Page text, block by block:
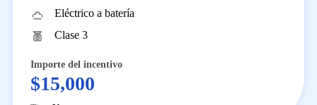
Eléctrico a batería
Clase 3
Importe del incentivo
$15,000